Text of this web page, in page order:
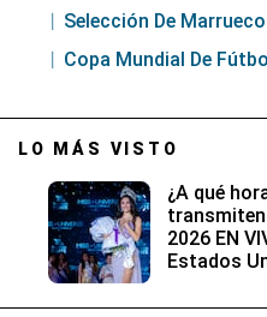
Selección De
Copa Mundial De
LO MÁS VISTO
¿A qué
2026 EN
Estados